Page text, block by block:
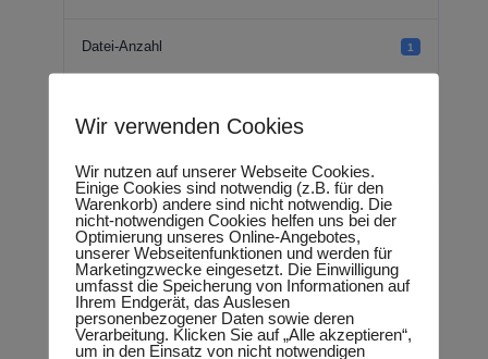
Datei-Anzahl 1
kleine Anfrage -
Hochwasserschutz
Ringdeich Planena II
Wir verwenden Cookies
Wir nutzen auf unserer Webseite Cookies.
Einige Cookies sind notwendig (z.B. für den
Warenkorb) andere sind nicht notwendig. Die
nicht-notwendigen Cookies helfen uns bei der
Optimierung unseres Online-Angebotes,
unserer Webseitenfunktionen und werden für
Marketingzwecke eingesetzt. Die Einwilligung
umfasst die Speicherung von Informationen auf
Ihrem Endgerät, das Auslesen
personenbezogener Daten sowie deren
Verarbeitung. Klicken Sie auf „Alle akzeptieren“,
um in den Einsatz von nicht notwendigen